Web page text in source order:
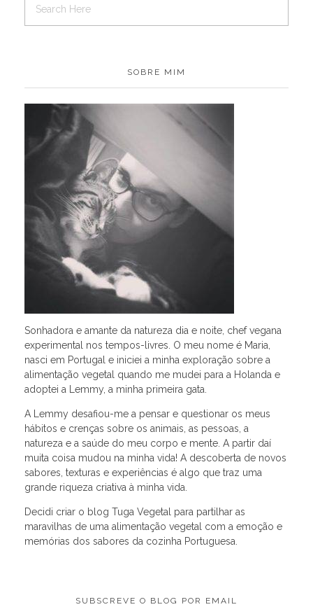
SOBRE MIM
Sonhadora e amante da natureza dia e noite, chef vegana
experimental nos tempos-livres. O meu nome é Maria,
nasci em Portugal e iniciei a minha exploração sobre a
alimentação vegetal quando me mudei para a Holanda e
adoptei a Lemmy, a minha primeira gata.
A Lemmy desafiou-me a pensar e questionar os meus
hábitos e crenças sobre os animais, as pessoas, a
natureza e a saúde do meu corpo e mente. A partir daí
muita coisa mudou na minha vida! A descoberta de novos
sabores, texturas e experiências é algo que traz uma
grande riqueza criativa à minha vida.
Decidi criar o blog Tuga Vegetal para partilhar as
maravilhas de uma alimentação vegetal com a emoção e
memórias dos sabores da cozinha Portuguesa.
SUBSCREVE O BLOG POR EMAIL